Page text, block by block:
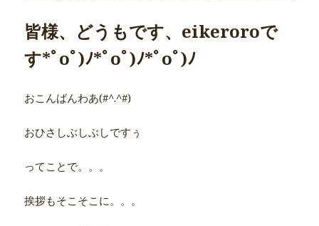
皆様、どうもです、eikeroroで
す*ﾟoﾟ)ﾉ*ﾟoﾟ)ﾉ*ﾟoﾟ)ﾉ
おこんばんわあ(#^.^#)
おひさしぶしぶしですぅ
ってことで。。。
挨拶もそこそこに。。。